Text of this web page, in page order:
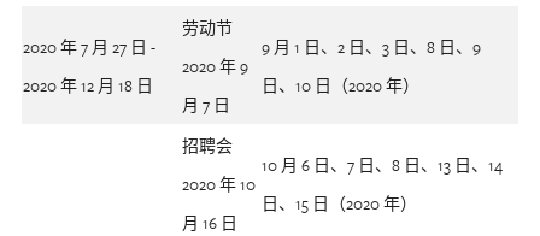
2020 年 7 月 27 日 -
2020 年 12 月 18 日
劳动节
2020 年 9
月 7 日
9 月 1 日、2 日、3 日、8 日、9
日、10 日（2020 年）
招聘会
2020 年 10
月 16 日
10 月 6 日、7 日、8 日、13 日、14
日、15 日（2020 年）